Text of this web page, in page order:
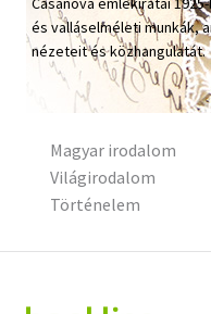
Szótár, nyelvkönyv
Tankönyv, segédkönyv
Természettudomány
és valláselméleti munkák,
nézeteit és közhangulatát.
Magyar irodalom
Világirodalom
Történelem